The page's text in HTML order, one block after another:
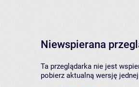
Niewspierana
Ta przeglądarka nie jest
pobierz aktualną wersję